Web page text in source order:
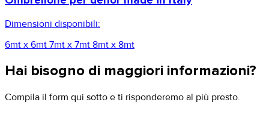
Dimensioni disponibili:
6mt x 6mt 7mt x 7mt 8mt x 8mt
Hai bisogno di maggiori informazioni?
Compila il form qui sotto e ti risponderemo al più presto.